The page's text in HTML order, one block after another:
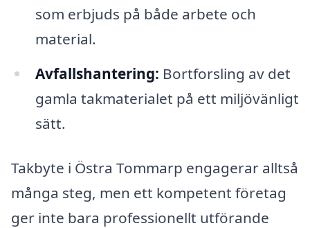
som erbjuds på både arbete och
material.
Avfallshantering: Bortforsling av det
gamla takmaterialet på ett miljövänligt
sätt.
Takbyte i Östra Tommarp engagerar alltså
många steg, men ett kompetent företag
ger inte bara professionellt utförande